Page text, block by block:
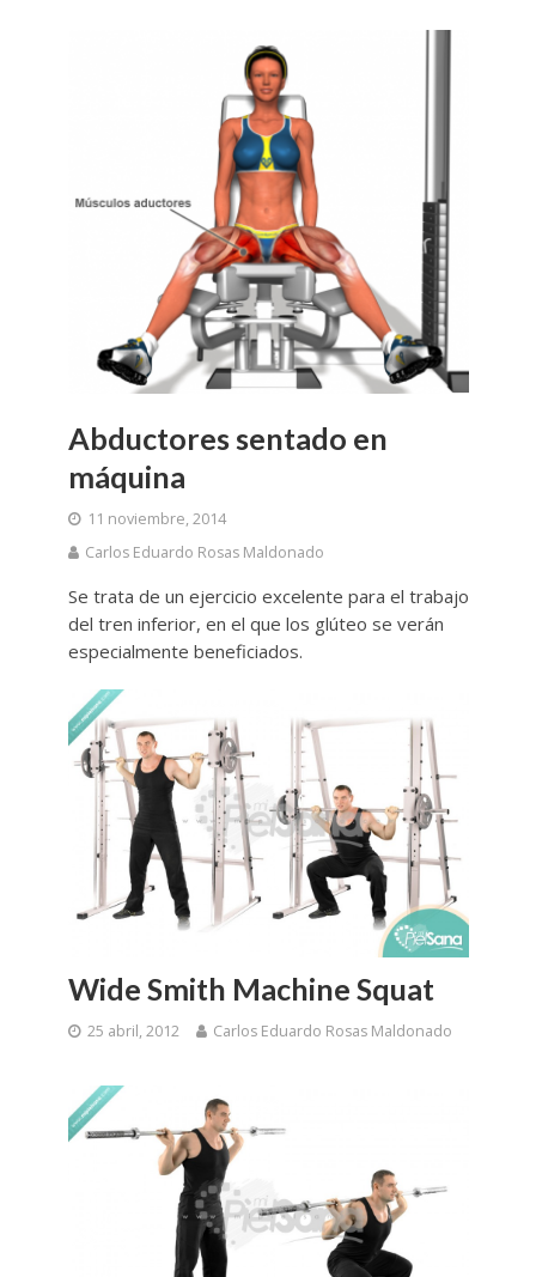
Abductores sentado en
máquina
11 noviembre, 2014
Carlos Eduardo Rosas Maldonado
Se trata de un ejercicio excelente para el trabajo
del tren inferior, en el que los glúteo se verán
especialmente beneficiados.
Wide Smith Machine Squat
25 abril, 2012 Carlos Eduardo Rosas Maldonado